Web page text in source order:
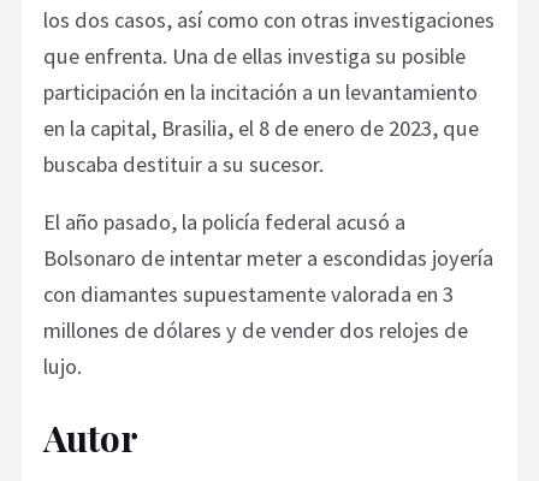
los dos casos, así como con otras investigaciones
que enfrenta. Una de ellas investiga su posible
participación en la incitación a un levantamiento
en la capital, Brasilia, el 8 de enero de 2023, que
buscaba destituir a su sucesor.
El año pasado, la policía federal acusó a
Bolsonaro de intentar meter a escondidas joyería
con diamantes supuestamente valorada en 3
millones de dólares y de vender dos relojes de
lujo.
Autor